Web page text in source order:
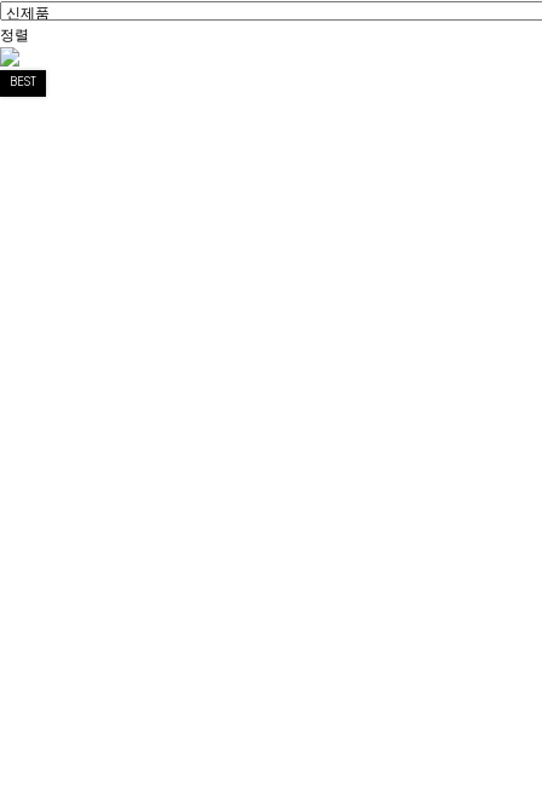
정렬
Filter menu
BEST